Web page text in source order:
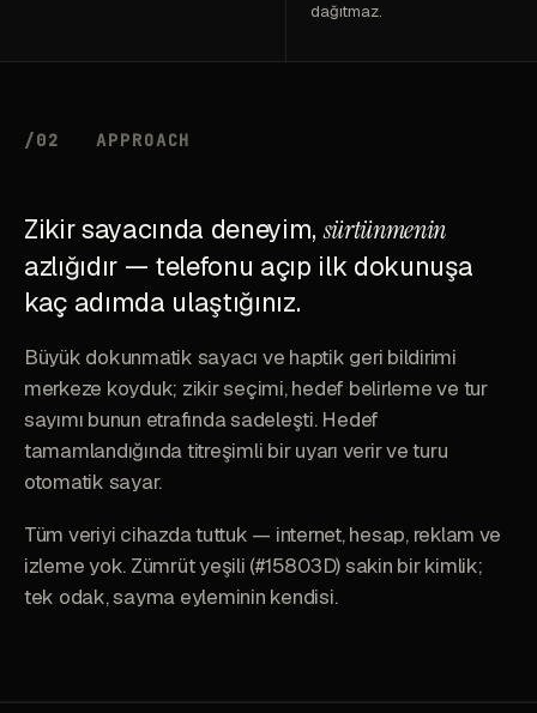
dağıtmaz.
/02 APPROACH
Zikir sayacında deneyim,sürtünmenin
azlığıdır — telefonu açıp ilk dokunuşa
kaç adımda ulaştığınız.
Büyük dokunmatik sayacı ve haptik geri bildirimi
merkeze koyduk; zikir seçimi, hedef belirleme ve tur
sayımı bunun etrafında sadeleşti. Hedef
tamamlandığında titreşimli bir uyarı verir ve turu
otomatik sayar.
Tüm veriyi cihazda tuttuk — internet, hesap, reklam ve
izleme yok. Zümrüt yeşili (#15803D) sakin bir kimlik;
tek odak, sayma eyleminin kendisi.